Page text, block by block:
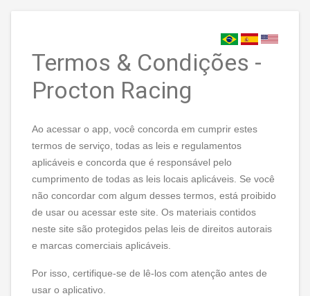
Termos & Condições -
Procton Racing
Ao acessar o app, você concorda em cumprir estes
termos de serviço, todas as leis e regulamentos
aplicáveis e concorda que é responsável pelo
cumprimento de todas as leis locais aplicáveis. Se você
não concordar com algum desses termos, está proibido
de usar ou acessar este site. Os materiais contidos
neste site são protegidos pelas leis de direitos autorais
e marcas comerciais aplicáveis.
Por isso, certifique-se de lê-los com atenção antes de
usar o aplicativo.